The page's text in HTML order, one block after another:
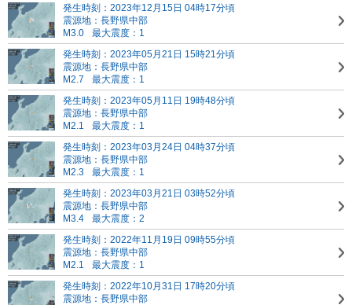
発生時刻：2023年12月15日 04時17分頃
震源地：長野県中部
M3.0
最大震度：1
発生時刻：2023年05月21日 15時21分頃
震源地：長野県中部
M2.7
最大震度：1
発生時刻：2023年05月11日 19時48分頃
震源地：長野県中部
M2.1
最大震度：1
発生時刻：2023年03月24日 04時37分頃
震源地：長野県中部
M2.3
最大震度：1
発生時刻：2023年03月21日 03時52分頃
震源地：長野県中部
M3.4
最大震度：2
発生時刻：2022年11月19日 09時55分頃
震源地：長野県中部
M2.1
最大震度：1
発生時刻：2022年10月31日 17時20分頃
震源地：長野県中部